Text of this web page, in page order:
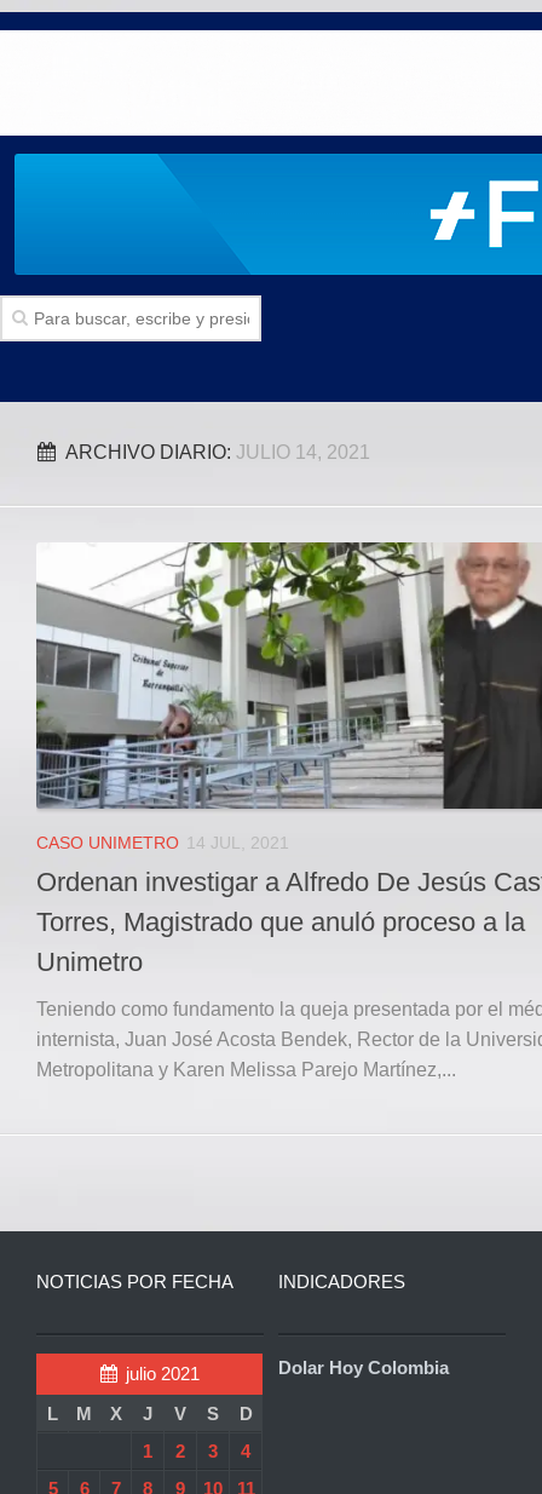
SECCIONES
Politica
Local
Deportes
ÁREA METROPOLITANA
REGIONAL
DEPARTAMENTAL
Internacional
Registro ISSN: 2711-3299
ARCHIVO DIARIO: JULIO 14, 2021
CASO UNIMETRO 14 JUL, 2021
Ordenan investigar a Alfredo De Jesús
Torres, Magistrado que anuló proceso a la
Unimetro
Teniendo como fundamento la queja presentada por el
internista, Juan José Acosta Bendek, Rector de la
Metropolitana y Karen Melissa Parejo Martínez,...
NOTICIAS POR FECHA
julio 2021
L
M X J V S
D
1
2 3
4
5
6 7 8 9 10
11
INDICADORES
Dolar Hoy Colombia